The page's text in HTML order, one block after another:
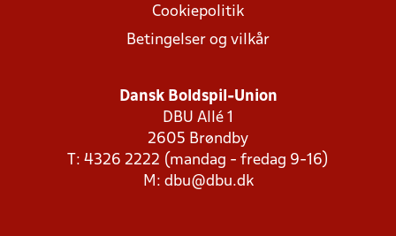
Cookiepolitik
Betingelser og vilkår
Dansk Boldspil-Union
DBU Allé 1
2605 Brøndby
T: 4326 2222 (mandag - fredag 9-16)
M: dbu@dbu.dk